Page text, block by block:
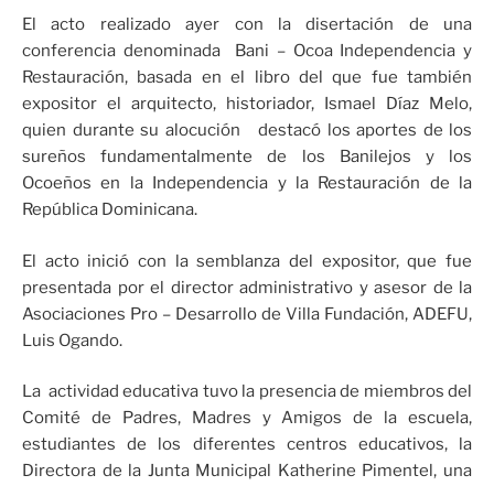
El acto realizado ayer con la disertación de una
conferencia denominada Bani – Ocoa Independencia y
Restauración, basada en el libro del que fue también
expositor el arquitecto, historiador, Ismael Díaz Melo,
quien durante su alocución destacó los aportes de los
sureños fundamentalmente de los Banilejos y los
Ocoeños en la Independencia y la Restauración de la
República Dominicana.
El acto inició con la semblanza del expositor, que fue
presentada por el director administrativo y asesor de la
Asociaciones Pro – Desarrollo de Villa Fundación, ADEFU,
Luis Ogando.
La actividad educativa tuvo la presencia de miembros del
Comité de Padres, Madres y Amigos de la escuela,
estudiantes de los diferentes centros educativos, la
Directora de la Junta Municipal Katherine Pimentel, una